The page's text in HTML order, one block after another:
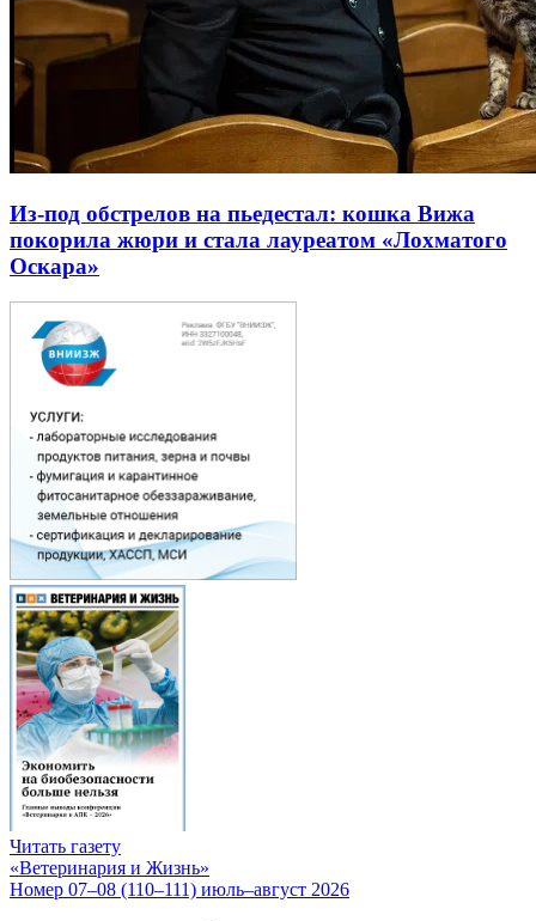
Из-под обстрелов на пьедестал: кошка Вижа
покорила жюри и стала лауреатом «Лохматого
Оскара»
Читать газету
«Ветеринария и Жизнь»
Номер 07–08 (110–111) июль–август 2026